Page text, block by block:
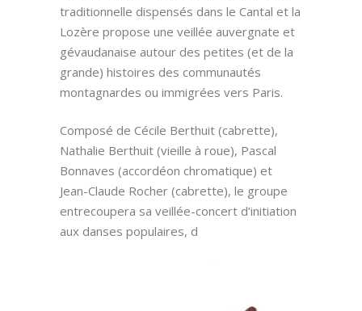
traditionnelle dispensés dans le Cantal et la
Lozère propose une veillée auvergnate et
gévaudanaise autour des petites (et de la
grande) histoires des communautés
montagnardes ou immigrées vers Paris.
Composé de Cécile Berthuit (cabrette),
Nathalie Berthuit (vieille à roue), Pascal
Bonnaves (accordéon chromatique) et
Jean-Claude Rocher (cabrette), le groupe
entrecoupera sa veillée-concert d’initiation
aux danses populaires, d